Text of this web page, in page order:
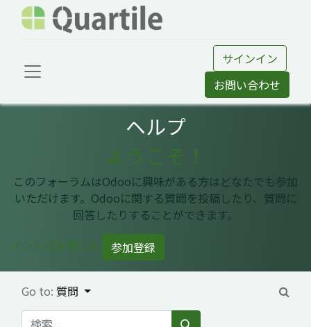
サインイン
お問い合わせ
ヘルプ
ようこそ！
このフォーラムはOdooに興味がある方はどなたでも参加
いただけます。Odooに関する質問を投稿したり、質問に
回答したりすることができます。
イントロを閉じる
参加登録
Go to: 質問